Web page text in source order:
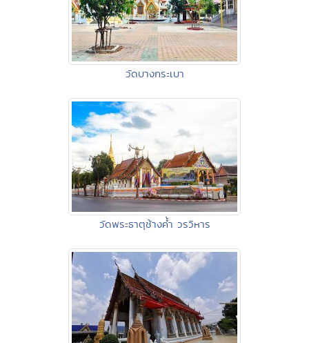
วัดบางกระเบา
วัดพระธาตุช้างค้ำ วรวิหาร